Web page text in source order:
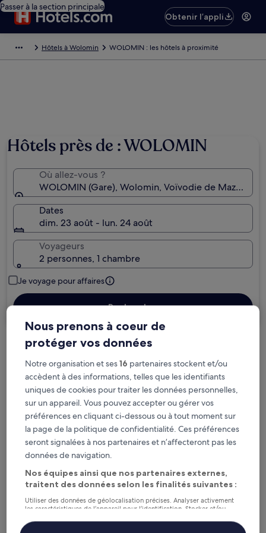
Passer à la section principale
Obtenir l’appli
Hôtels à Wolomin WOLOMIN : les hôtels à proximité
Hôtels près de : WOLOMIN
Où allez-vous ?
WOLOMIN (Gare), Wolomin, Voïvodie de Mazovie,
Dates
dim. 23 août - lun. 24 août
Voyageurs
2 personnes, 1 chambre
Je voyage pour affaires
Rechercher
Options d’annulation gratuite en cas de
changement de programme
Gagnez des récompenses pour chaque
nuit séjournée
Économisez plus grâce aux Prix membres
Consultez les prix pour ces dates
Nous prenons à coeur de
protéger vos données
Notre organisation et ses16 partenaires stockent et/ou
accèdent à des informations, telles que les identifiants
uniques de cookies pour traiter les données personnelles,
sur un appareil. Vous pouvez accepter ou gérer vos
préférences en cliquant ci-dessous ou à tout moment sur
la page de la politique de confidentialité. Ces préférences
seront signalées à nos partenaires et n’affecteront pas les
données de navigation.
Nos équipes ainsi que nos partenaires externes,
traitent des données selon les finalités suivantes :
Utiliser des données de géolocalisation précises. Analyser activement
les caractéristiques de l’appareil pour l’identification. Stocker et/ou
personnalisés, mesure de performance des publicités et du contenu,